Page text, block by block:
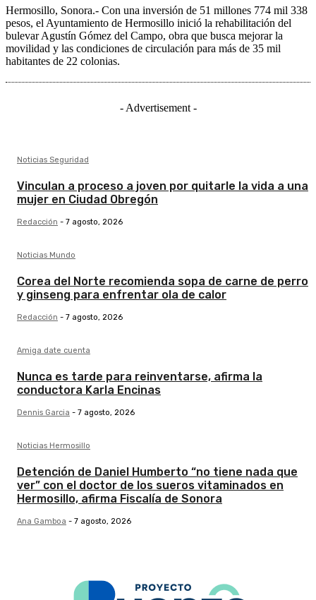
Hermosillo, Sonora.- Con una inversión de 51 millones 774 mil 338
pesos, el Ayuntamiento de Hermosillo inició la rehabilitación del
bulevar Agustín Gómez del Campo, obra que busca mejorar la
movilidad y las condiciones de circulación para más de 35 mil
habitantes de 22 colonias.
- Advertisement -
Noticias Seguridad
Vinculan a proceso a joven por quitarle la vida a una
mujer en Ciudad Obregón
Redacción - 7 agosto, 2026
Noticias Mundo
Corea del Norte recomienda sopa de carne de perro
y ginseng para enfrentar ola de calor
Redacción - 7 agosto, 2026
Amiga date cuenta
Nunca es tarde para reinventarse, afirma la
conductora Karla Encinas
Dennis Garcia - 7 agosto, 2026
Noticias Hermosillo
Detención de Daniel Humberto “no tiene nada que
ver” con el doctor de los sueros vitaminados en
Hermosillo, afirma Fiscalía de Sonora
Ana Gamboa - 7 agosto, 2026